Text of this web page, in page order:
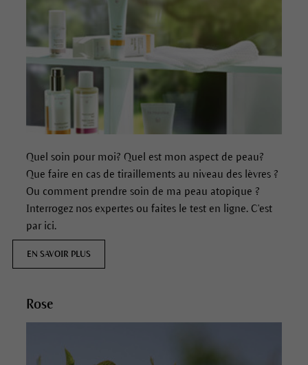
Quel soin pour moi? Quel est mon aspect de peau?
Que faire en cas de tiraillements au niveau des lèvres ?
Ou comment prendre soin de ma peau atopique ?
Interrogez nos expertes ou faites le test en ligne. C'est
par ici.
EN SAVOIR PLUS
Rose